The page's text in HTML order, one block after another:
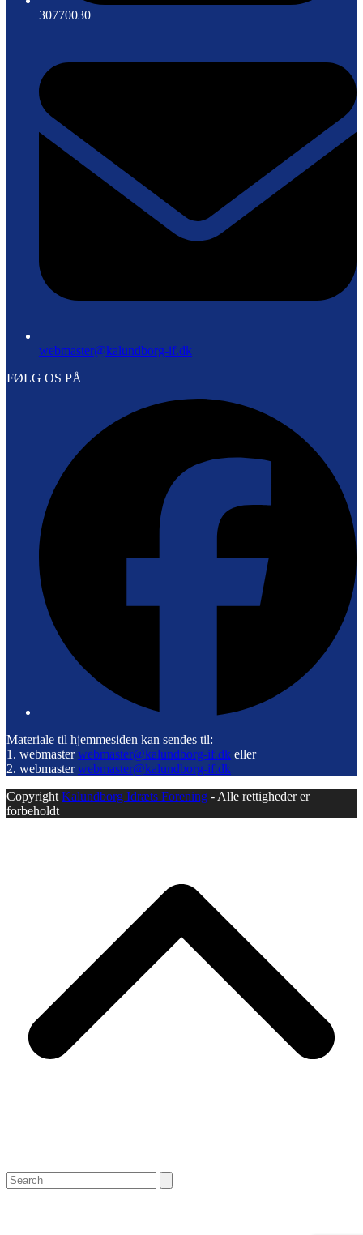
30770030
webmaster@kalundborg-if.dk
FØLG OS PÅ
Materiale til hjemmesiden kan sendes til:
1. webmasterwebmaster@kalundborg-if.dk eller
2. webmasterwebmaster@kalundborg-if.dk
CopyrightKalundborg Idræts Forening - Alle rettigheder er
forbeholdt
Search